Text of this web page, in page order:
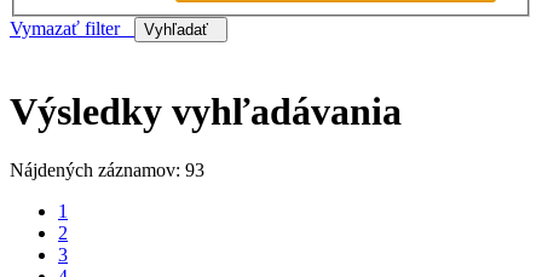
Vymazať filter
Vyhľadať
Výsledky vyhľadávania
Nájdených záznamov: 93
1
2
3